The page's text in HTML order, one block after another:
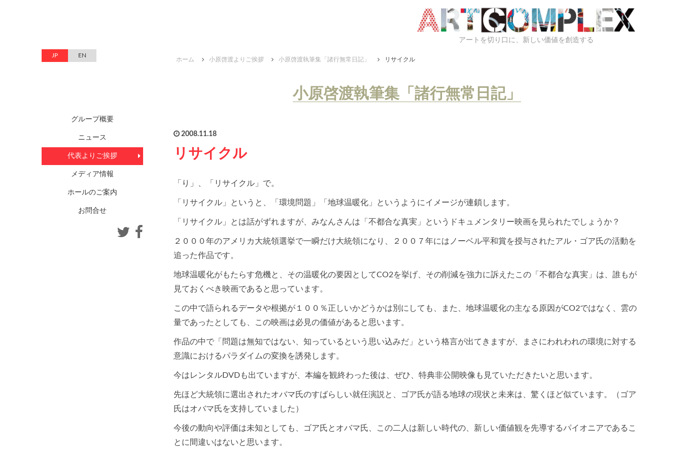
アートを切り口に、新しい価値を創造する
ホーム 小原啓渡よりご挨拶 小原啓渡執筆集「諸行無常日記」 リサイクル
小原啓渡執筆集「諸行無常日記」
2008.11.18
リサイクル
「り」、「リサイクル」で。
「リサイクル」というと、「環境問題」「地球温暖化」というようにイメージが連鎖します。
「リサイクル」とは話がずれますが、みなんさんは「不都合な真実」というドキュメンタリー映画を見られたでしょうか？
２０００年のアメリカ大統領選挙で一瞬だけ大統領になり、２００７年にはノーベル平和賞を授与されたアル・ゴア氏の活動を
追った作品です。
地球温暖化がもたらす危機と、その温暖化の要因としてCO2を挙げ、その削減を強力に訴えたこの「不都合な真実」は、誰もが
見ておくべき映画であると思っています。
この中で語られるデータや根拠が１００％正しいかどうかは別にしても、また、地球温暖化の主なる原因がCO2ではなく、雲の
量であったとしても、この映画は必見の価値があると思います。
作品の中で「問題は無知ではない、知っているという思い込みだ」という格言が出てきますが、まさにわれわれの環境に対する
意識におけるパラダイムの変換を誘発します。
今はレンタルDVDも出ていますが、本編を観終わった後は、ぜひ、特典非公開映像も見ていただきたいと思います。
先ほど大統領に選出されたオバマ氏のすばらしい就任演説と、ゴア氏が語る地球の現状と未来は、驚くほど似ています。（ゴア
氏はオバマ氏を支持していました）
今後の動向や評価は未知としても、ゴア氏とオバマ氏、この二人は新しい時代の、新しい価値観を先導するパイオニアであるこ
とに間違いはないと思います。
JP EN
グループ概要
ニュース
代表よりご挨拶
メディア情報
ホールのご案内
お問合せ